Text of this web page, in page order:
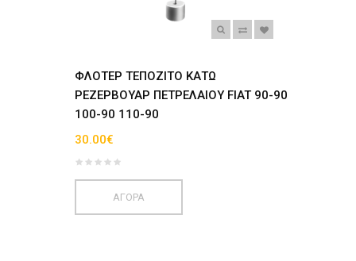
ΦΛΟΤΕΡ ΤΕΠΟΖΙΤΟ ΚΑΤΩ
ΡΕΖΕΡΒΟΥΑΡ ΠΕΤΡΕΛΑΙΟΥ FIAT 90-90
100-90 110-90
30.00€
ΑΓΟΡΑ